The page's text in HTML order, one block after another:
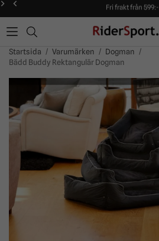
Fri frakt från 599:-
Fri frakt från 599:-
Startsida / Varumärken / Dogman /
Bädd Buddy Rektangulär Dogman